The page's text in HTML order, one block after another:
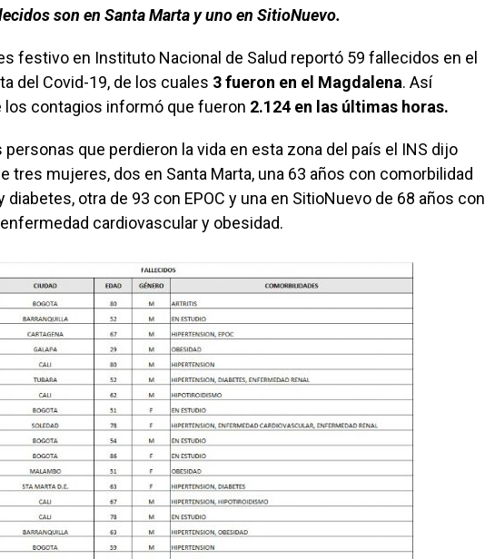
son en Santa Marta y uno en SitioNuevo.
festivo en Instituto Nacional de Salud reportó 59 fallecidos en el
del Covid-19, de los cuales 3 fueron en el Magdalena. Así
los contagios informó que fueron 2.124 en las últimas horas.
personas que perdieron la vida en esta zona del país el INS dijo
tres mujeres, dos en Santa Marta, una 63 años con comorbilidad
diabetes, otra de 93 con EPOC y una en SitioNuevo de 68 años con
cardiovascular y obesidad.